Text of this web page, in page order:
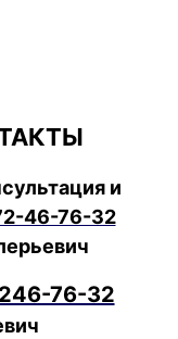
и
46-76-32
76-32